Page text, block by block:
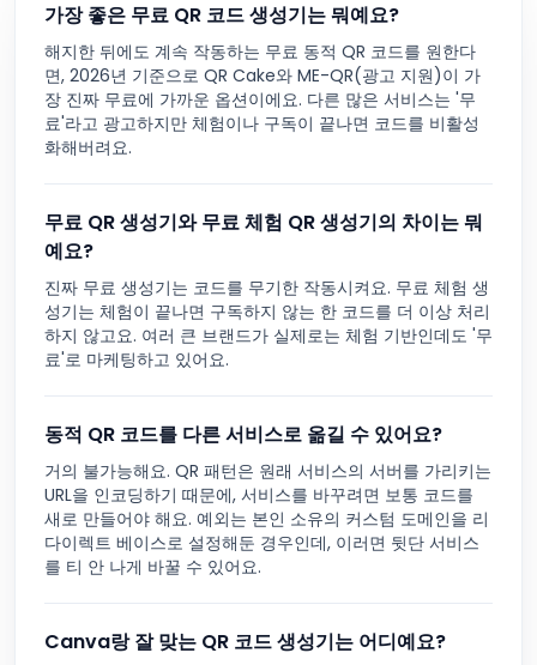
가장 좋은 무료 QR 코드 생성기는 뭐예요?
해지한 뒤에도 계속 작동하는 무료 동적 QR 코드를 원한다
면, 2026년 기준으로 QR Cake와 ME-QR(광고 지원)이 가
장 진짜 무료에 가까운 옵션이에요. 다른 많은 서비스는 '무
료'라고 광고하지만 체험이나 구독이 끝나면 코드를 비활성
화해버려요.
무료 QR 생성기와 무료 체험 QR 생성기의 차이는 뭐
예요?
진짜 무료 생성기는 코드를 무기한 작동시켜요. 무료 체험 생
성기는 체험이 끝나면 구독하지 않는 한 코드를 더 이상 처리
하지 않고요. 여러 큰 브랜드가 실제로는 체험 기반인데도 '무
료'로 마케팅하고 있어요.
동적 QR 코드를 다른 서비스로 옮길 수 있어요?
거의 불가능해요. QR 패턴은 원래 서비스의 서버를 가리키는
URL을 인코딩하기 때문에, 서비스를 바꾸려면 보통 코드를
새로 만들어야 해요. 예외는 본인 소유의 커스텀 도메인을 리
다이렉트 베이스로 설정해둔 경우인데, 이러면 뒷단 서비스
를 티 안 나게 바꿀 수 있어요.
Canva랑 잘 맞는 QR 코드 생성기는 어디예요?